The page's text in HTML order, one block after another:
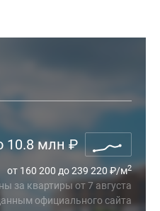
10.8 млн ₽
от 160 200 до 239 220 ₽/м2
за квартиры от7 августа
официального сайта